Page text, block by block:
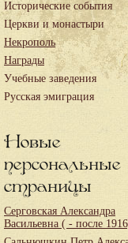
Исторические события
Церкви и монастыри
Некрополь
Награды
Учебные заведения
Русская эмиграция
Новые
персональные
страницы
Серговская Александра
Васильевна ( - после